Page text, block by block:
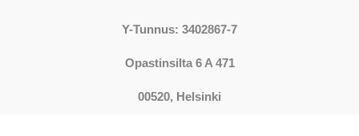
Y-Tunnus: 3402867-7
Opastinsilta 6 A 471
00520, Helsinki